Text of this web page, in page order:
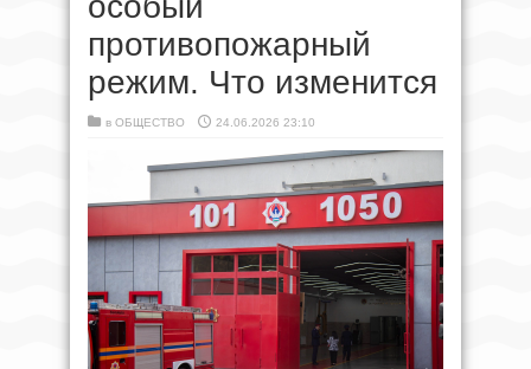
противопожарный
режим. Что изменится
в ОБЩЕСТВО 24.06.2026 23:10